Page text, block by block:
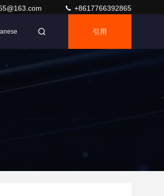
+8617766392865
引用